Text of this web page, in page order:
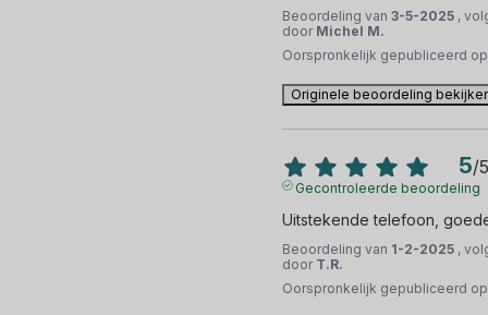
Beoordeling van 3-5-2025 ,
door Michel M.
Oorspronkelijk gepubliceerd
Originele beoordeling
5/5
Gecontroleerde beoordeling
Uitstekende telefoon,
Beoordeling van 1-2-2025 ,
door T.R.
Oorspronkelijk gepubliceerd